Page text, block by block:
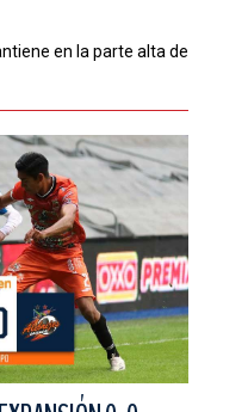
en la parte alta de